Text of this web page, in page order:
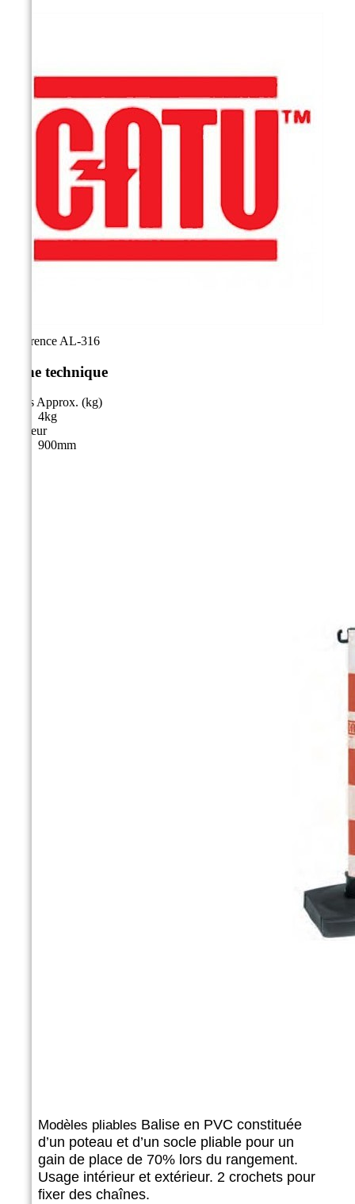
Référence AL-316
Fiche technique
Poids Approx. (kg)
4kg
Hauteur
900mm
Modèles pliables Balise en PVC constituée
d’un poteau et d’un socle pliable pour un
gain de place de 70% lors du rangement.
Usage intérieur et extérieur. 2 crochets pour
fixer des chaînes.